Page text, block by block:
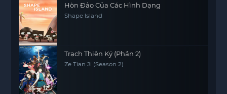
Hòn Đảo Của Các Hình Dạng
Shape Island
Trạch Thiên Ký (Phần 2)
Ze Tian Ji (Season 2)